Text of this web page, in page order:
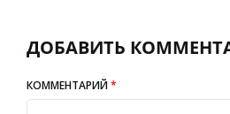
ДОБАВИТЬ
КОММЕНТАРИЙ*